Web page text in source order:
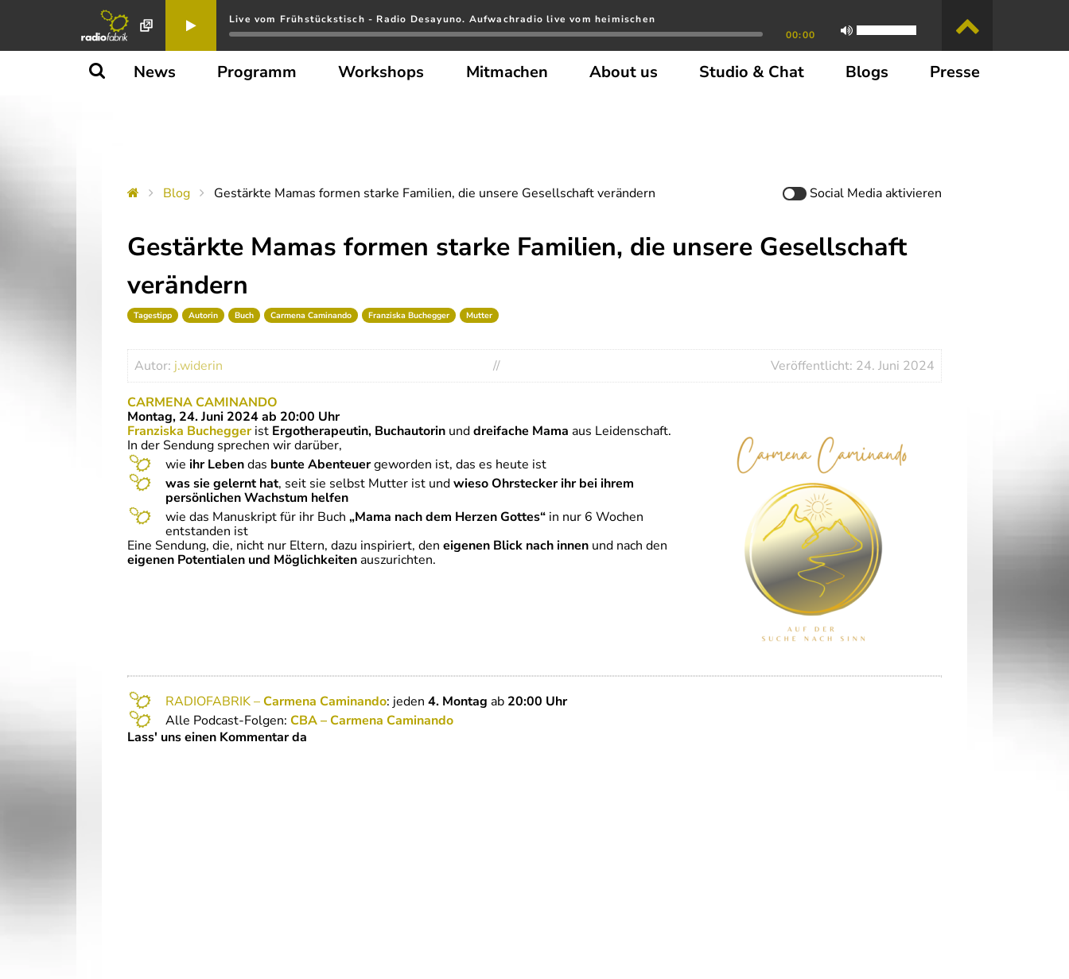
Live vom Frühstückstisch - Radio Desayuno. Aufwachradio live vom heimischen
00:00
News Programm Workshops Mitmachen About us Studio & Chat Blogs Presse
Blog Gestärkte Mamas formen starke Familien, die unsere Gesellschaft verändern Social Mediaaktivieren
Gestärkte Mamas formen starke Familien, die unsere Gesellschaft
verändern
Tagestipp Autorin Buch Carmena Caminando Franziska Buchegger Mutter
Autor: j.widerin // Veröffentlicht: 24. Juni 2024
CARMENA CAMINANDO
Montag, 24. Juni 2024 ab 20:00 Uhr
Franziska Bucheggerist Ergotherapeutin, Buchautorin unddreifache Mama aus Leidenschaft.
In der Sendung sprechen wir darüber,
wie ihr Lebendas bunte Abenteuergeworden ist, das es heute ist
was sie gelernt hat, seit sie selbst Mutter ist undwieso Ohrstecker ihr bei ihrem
persönlichen Wachstum helfen
wie das Manuskript für ihr Buch „Mama nach dem Herzen Gottes“ in nur 6 Wochen
entstanden ist
Eine Sendung, die, nicht nur Eltern, dazu inspiriert, den eigenen Blick nach innen und nach den
eigenen Potentialen und Möglichkeitenauszurichten.
RADIOFABRIK –Carmena Caminando: jeden 4. Montag ab 20:00 Uhr
Alle Podcast-Folgen: CBA – Carmena Caminando
Lass' uns einen Kommentar da